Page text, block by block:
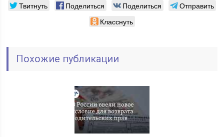
Твитнуть Поделиться Поделиться
Отправить
Класснуть
Похожие публикации